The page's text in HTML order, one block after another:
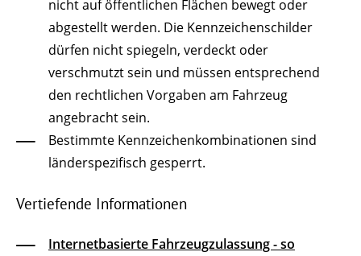
nicht auf öffentlichen Flächen bewegt oder
abgestellt werden. Die Kennzeichenschilder
dürfen nicht spiegeln, verdeckt oder
verschmutzt sein und müssen entsprechend
den rechtlichen Vorgaben am Fahrzeug
angebracht sein.
Bestimmte Kennzeichenkombinationen sind
länderspezifisch gesperrt.
Vertiefende Informationen
Internetbasierte Fahrzeugzulassung - so